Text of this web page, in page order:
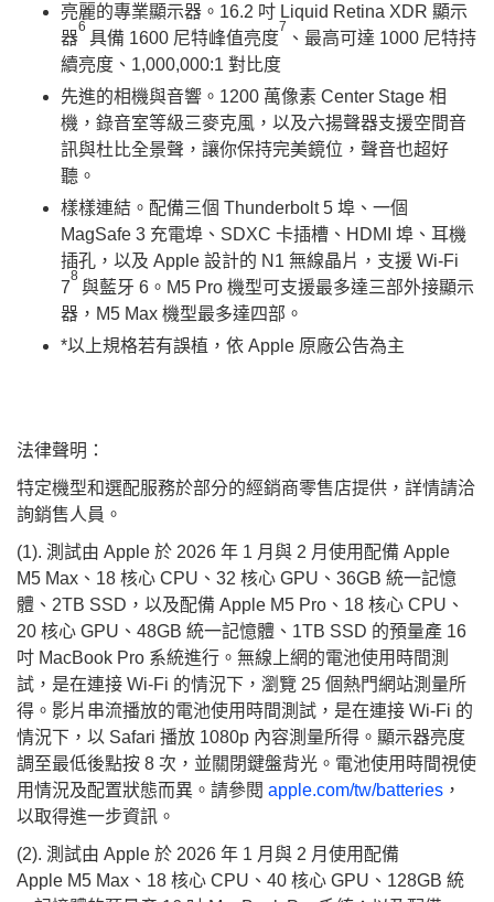
​亮麗的專業顯示器。16.2 吋 Liquid Retina XDR 顯示
器
6
具備 1600 尼特峰值亮度
7
、最高可達 1000 尼特持
續亮度、1,000,000:1 對比度
​先進的相機與音響。1200 萬像素 Center Stage 相
機，錄音室等級三麥克風，以及六揚聲器支援空間音
訊與杜比全景聲，讓你保持完美鏡位，聲音也超好
聽。
​樣樣連結。配備三個 Thunderbolt 5 埠、一個
MagSafe 3 充電埠、SDXC 卡插槽、HDMI 埠、耳機
插孔，以及 Apple 設計的 N1 無線晶片，支援 Wi-Fi
7
8
與藍牙 6。M5 Pro 機型可支援最多達三部外接顯示
器，M5 Max 機型最多達四部。
*以上規格若有誤植，依 Apple 原廠公告為主
法律聲明：
特定機型和選配服務於部分的經銷商零售店提供，詳情請洽
詢銷售人員。
(1). 測試由 Apple 於 2026 年 1 月與 2 月使用配備 Apple
M5 Max、18 核心 CPU、32 核心 GPU、36GB 統一記憶
體、2TB SSD，以及配備 Apple M5 Pro、18 核心 CPU、
20 核心 GPU、48GB 統一記憶體、1TB SSD 的預量產 16
吋 MacBook Pro 系統進行。無線上網的電池使用時間測
試，是在連接 Wi-Fi 的情況下，瀏覽 25 個熱門網站測量所
得。影片串流播放的電池使用時間測試，是在連接 Wi-Fi 的
情況下，以 Safari 播放 1080p 內容測量所得。顯示器亮度
調至最低後點按 8 次，並關閉鍵盤背光。電池使用時間視使
用情況及配置狀態而異。請參閱 apple.com/tw/batteries ，
以取得進一步資訊。
(2). 測試由 Apple 於 2026 年 1 月與 2 月使用配備
Apple M5 Max、18 核心 CPU、40 核心 GPU、128GB 統